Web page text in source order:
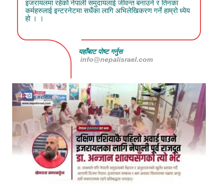
इजरायलमा रहेको नेपाली समुदायलाई जीवन्त बनाउने र तिनका
कर्महरुलाई इन्टरनेटमा सधैंका लागि अभिलेखिकरण गर्ने हाम्रो ध्येय
हो । ।
यहाँबाट पोष्ट गर्नुस
info@nepalisrael.com